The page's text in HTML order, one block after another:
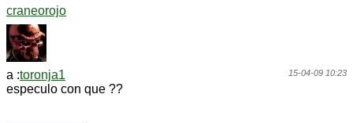
craneorojo
15-04-09 10:23
a :toronja1
especulo con que ??